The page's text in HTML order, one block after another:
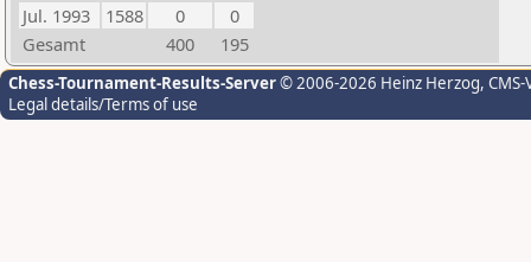
Jul. 1993
1588 0
0
Gesamt
400 195
Chess-Tournament-Results-Server© 2006-2026 Heinz Herzog,
Legal details/Terms of use